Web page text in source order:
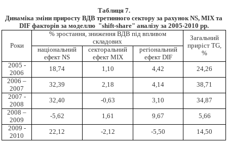
Таблиця 7.
Динаміка зміни приросту ВДВ третинного сектору за рахунок NS, MIX та
DIF факторів за моделлю "shift-share" аналізу за 2005-2010 рр.
Роки
% зростання, зниження ВДВ під впливом
складових
Загальний
приріст TG,
%
національний
ефект NS
секторальний
ефект MIX
регіональний
ефект DIF
2005 -
2006
18,74 1,10 4,42
24,26
2006 –
2007
32,39 2,18 4,14
38,71
2007 -
2008
32,40 -0,63 3,10
34,87
2008 –
2009
-5,62 1,61 9,67
5,66
2009 -
2010
22,12 -2,12 -5,50 14,50